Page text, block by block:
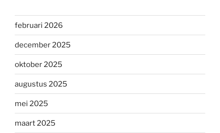
februari 2026
december 2025
oktober 2025
augustus 2025
mei 2025
maart 2025